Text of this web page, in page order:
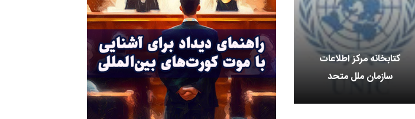
کتابخانه مرکز اطلاعات
سازمان ملل متحد